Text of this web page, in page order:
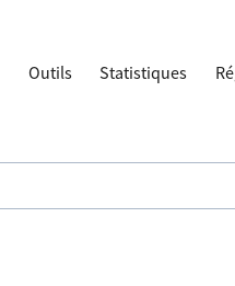
Outils Statistiques